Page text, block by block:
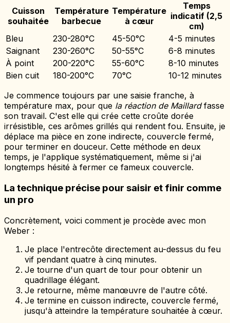
Cuisson
souhaitée
Température
barbecue
Température
à cœur
Temps
indicatif (2,5
cm)
Bleu
230-280°C 45-50°C
4-5 minutes
Saignant
230-260°C 50-55°C
6-8 minutes
À point
200-220°C 55-60°C
8-10 minutes
Bien cuit
180-200°C 70°C
10-12 minutes
Je commence toujours par une saisie franche, à
température max, pour que la réaction de Maillardfasse
son travail. C'est elle qui crée cette croûte dorée
irrésistible, ces arômes grillés qui rendent fou. Ensuite, je
déplace ma pièce en zone indirecte, couvercle fermé,
pour terminer en douceur. Cette méthode en deux
temps, je l'applique systématiquement, même si j'ai
longtemps hésité à fermer ce fameux couvercle.
La technique précise pour saisir et finir comme
un pro
Concrètement, voici comment je procède avec mon
Weber :
Je place l'entrecôte directement au-dessus du feu
vif pendant quatre à cinq minutes.
Je tourne d'un quart de tour pour obtenir un
quadrillage élégant.
Je retourne, même manœuvre de l'autre côté.
Je termine en cuisson indirecte, couvercle fermé,
jusqu'à atteindre la température souhaitée à cœur.